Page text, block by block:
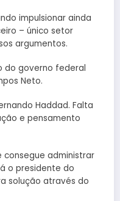
impulsionar ainda
– único setor
argumentos.
do governo federal
Neto.
Haddad. Falta
e pensamento
consegue administrar
o presidente do
solução através do